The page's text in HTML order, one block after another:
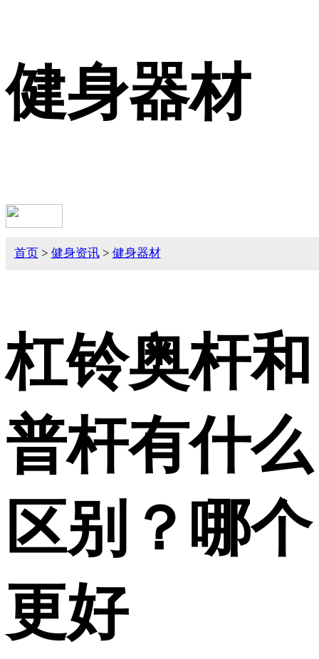
健身器材
首页 > 健身资讯> 健身器材
杠铃奥杆和
普杆有什么
区别？哪个
更好